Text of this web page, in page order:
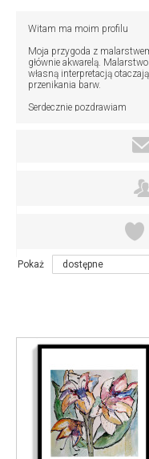
Witam ma moim profilu
Moja przygoda z
głównie akwarelą.
własną interpretacją
przenikania barw.
Serdecznie pozdrawiam
Pokaż dostępne